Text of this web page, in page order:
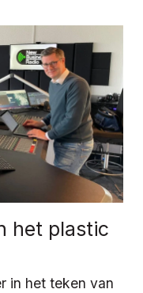
het plastic
in het teken van